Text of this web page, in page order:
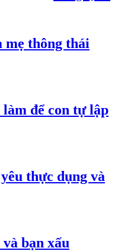
mẹ thông thái
làm để con tự lập
thực dụng và
bạn xấu